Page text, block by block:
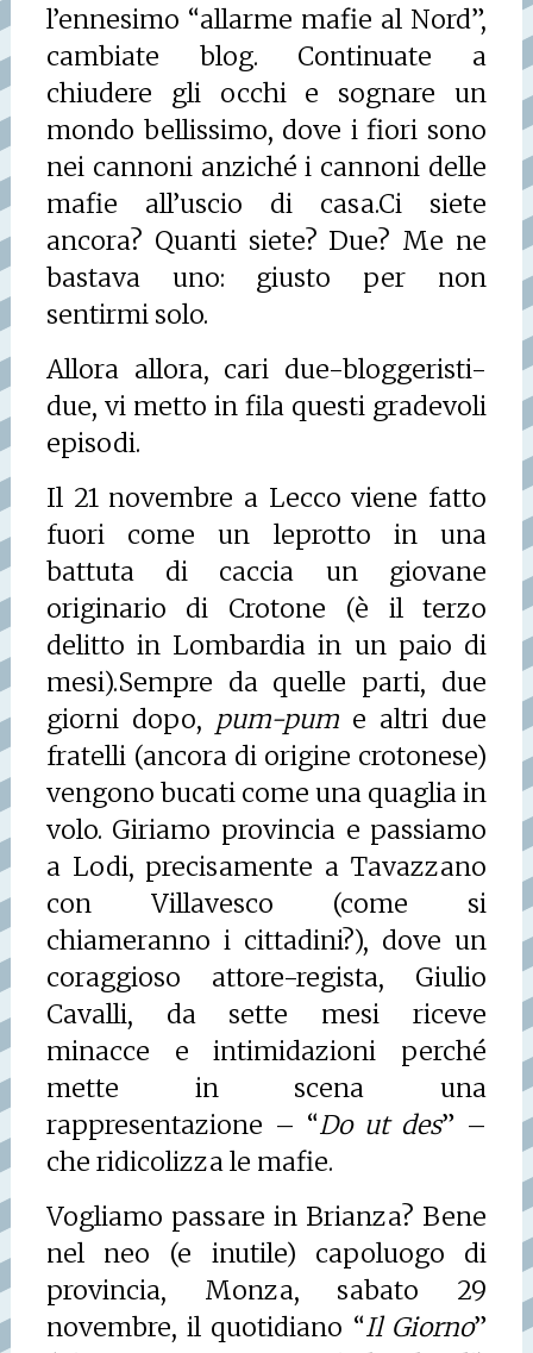
l’ennesimo “allarme mafie al Nord”,
cambiate blog. Continuate a
chiudere gli occhi e sognare un
mondo bellissimo, dove i fiori sono
nei cannoni anziché i cannoni delle
mafie all’uscio di casa.Ci siete
ancora? Quanti siete? Due? Me ne
bastava uno: giusto per non
sentirmi solo.
Allora allora, cari due-bloggeristi-
due, vi metto in fila questi gradevoli
episodi.
Il 21 novembre a Lecco viene fatto
fuori come un leprotto in una
battuta di caccia un giovane
originario di Crotone (è il terzo
delitto in Lombardia in un paio di
mesi).Sempre da quelle parti, due
giorni dopo, pum-pume altri due
fratelli (ancora di origine crotonese)
vengono bucati come una quaglia in
volo. Giriamo provincia e passiamo
a Lodi, precisamente a Tavazzano
con Villavesco (come si
chiameranno i cittadini?), dove un
coraggioso attore-regista, Giulio
Cavalli, da sette mesi riceve
minacce e intimidazioni perché
mette in scena una
rappresentazione – “Do ut des” –
che ridicolizza le mafie.
Vogliamo passare in Brianza? Bene
nel neo (e inutile) capoluogo di
provincia, Monza, sabato 29
novembre, il quotidiano “Il Giorno”